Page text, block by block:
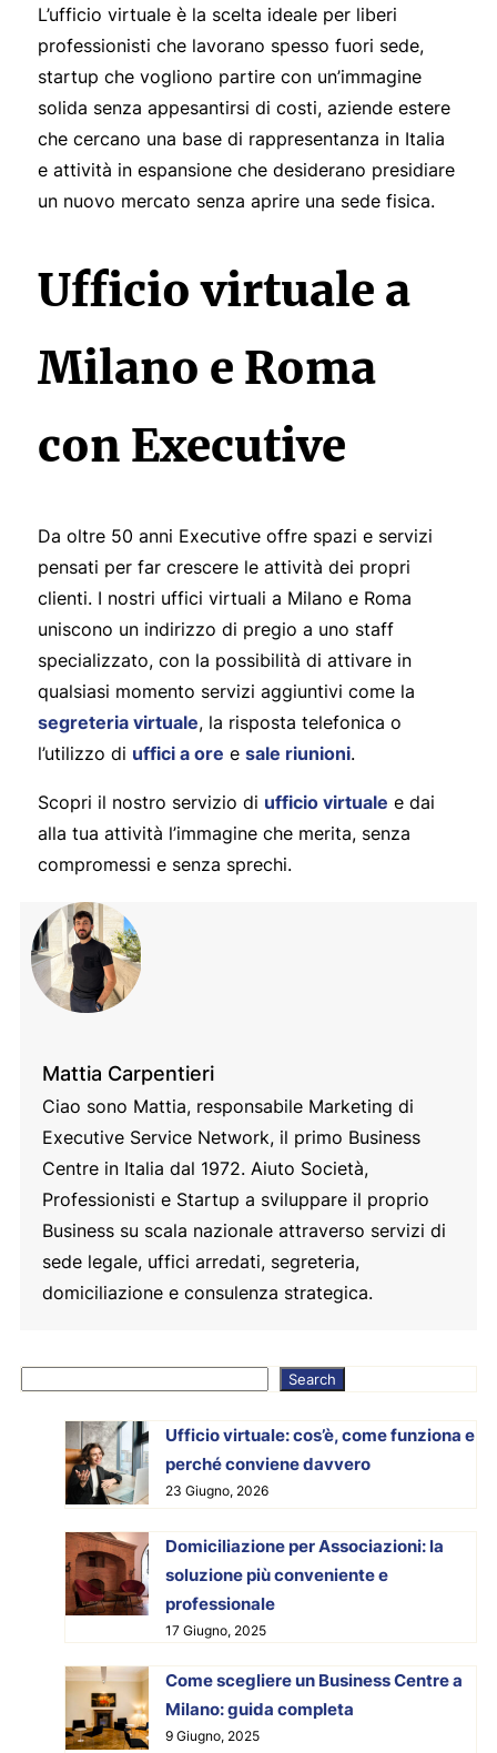
L’ufficio virtuale è la scelta ideale per liberi
professionisti che lavorano spesso fuori sede,
startup che vogliono partire con un’immagine
solida senza appesantirsi di costi, aziende estere
che cercano una base di rappresentanza in Italia
e attività in espansione che desiderano presidiare
un nuovo mercato senza aprire una sede fisica.
Ufficio virtuale a
Milano e Roma
con Executive
Da oltre 50 anni Executive offre spazi e servizi
pensati per far crescere le attività dei propri
clienti. I nostri uffici virtuali a Milano e Roma
uniscono un indirizzo di pregio a uno staff
specializzato, con la possibilità di attivare in
qualsiasi momento servizi aggiuntivi come la
segreteria virtuale, la risposta telefonica o
l’utilizzo di uffici a ore esale riunioni.
Scopri il nostro servizio di ufficio virtuale e dai
alla tua attività l’immagine che merita, senza
compromessi e senza sprechi.
Mattia Carpentieri
Ciao sono Mattia, responsabile Marketing di
Executive Service Network, il primo Business
Centre in Italia dal 1972. Aiuto Società,
Professionisti e Startup a sviluppare il proprio
Business su scala nazionale attraverso servizi di
sede legale, uffici arredati, segreteria,
domiciliazione e consulenza strategica.
Search
Ufficio virtuale: cos’è, come funziona e
perché conviene davvero
23 Giugno, 2026
Domiciliazione per Associazioni: la
soluzione più conveniente e
professionale
17 Giugno, 2025
Come scegliere un Business Centre a
Milano: guida completa
9 Giugno, 2025